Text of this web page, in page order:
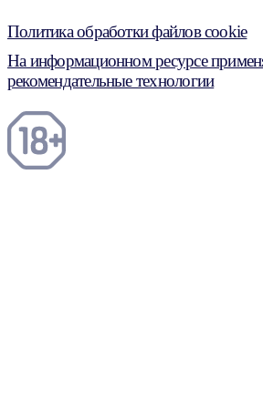
Политика обработки файлов cookie
На информационном ресурсе
рекомендательные технологии